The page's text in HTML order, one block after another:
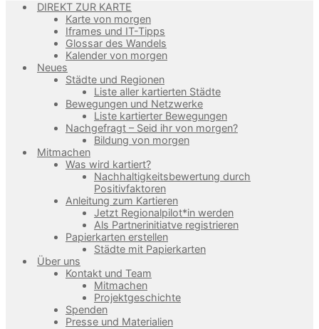
DIREKT ZUR KARTE
Karte von morgen
Iframes und IT-Tipps
Glossar des Wandels
Kalender von morgen
Neues
Städte und Regionen
Liste aller kartierten Städte
Bewegungen und Netzwerke
Liste kartierter Bewegungen
Nachgefragt – Seid ihr von morgen?
Bildung von morgen
Mitmachen
Was wird kartiert?
Nachhaltigkeitsbewertung durch
Positivfaktoren
Anleitung zum Kartieren
Jetzt Regionalpilot*in werden
Als Partnerinitiatve registrieren
Papierkarten erstellen
Städte mit Papierkarten
Über uns
Kontakt und Team
Mitmachen
Projektgeschichte
Spenden
Presse und Materialien